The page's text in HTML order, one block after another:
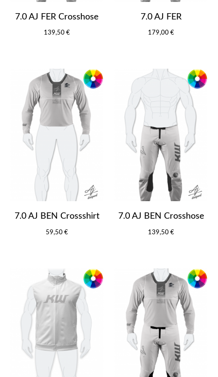
7.0 AJ FER Crosshose
139,50 €
7.0 AJ FER
179,00 €
7.0 AJ BEN Crossshirt
59,50 €
7.0 AJ BEN Crosshose
139,50 €